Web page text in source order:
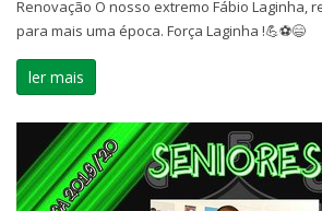
Renovação O nosso extremo Fábio Laginha,
para mais uma época. Força Laginha !💪⚽😄
ler mais